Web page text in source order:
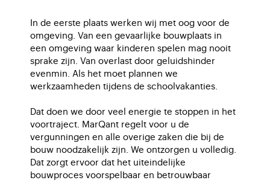
In de eerste plaats werken wij met oog voor de
omgeving. Van een gevaarlijke bouwplaats in
een omgeving waar kinderen spelen mag nooit
sprake zijn. Van overlast door geluidshinder
evenmin. Als het moet plannen we
werkzaamheden tijdens de schoolvakanties.
Dat doen we door veel energie te stoppen in het
voortraject. MarQant regelt voor u de
vergunningen en alle overige zaken die bij de
bouw noodzakelijk zijn. We ontzorgen u volledig.
Dat zorgt ervoor dat het uiteindelijke
bouwproces voorspelbaar en betrouwbaar